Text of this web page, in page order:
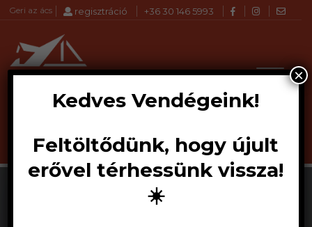
Geri az ács regisztráció +36 30 146 5993
Products
KERESÉS
Kedves Vendégeink!
Feltöltődünk, hogy újult
erővel térhessünk vissza!
☀️
×